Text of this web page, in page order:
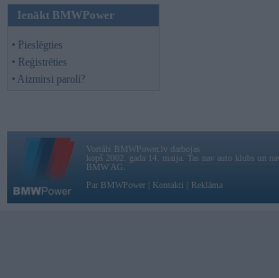
Ienākt BMWPower
• Pieslēgties
• Reģistrēties
• Aizmirsi paroli?
Vortāls BMWPower.lv darbojas
kopš 2002. gada 14. maija. Tas nav auto klubs un
BMW AG.
Par BMWPower
Kontakti Reklāma